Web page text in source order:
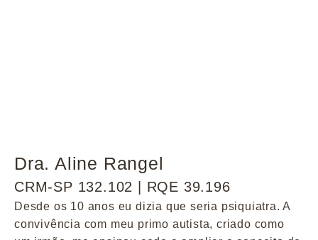
Dra. Aline Rangel
CRM-SP 132.102 | RQE 39.196
Desde os 10 anos eu dizia que seria psiquiatra. A
convivência com meu primo autista, criado como